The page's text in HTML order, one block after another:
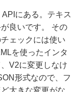
にある。テキス
良いです。 その
ェックには使い
を使ったインタ
V2に変更しなけ
形式なので、フ
大きな変更がな